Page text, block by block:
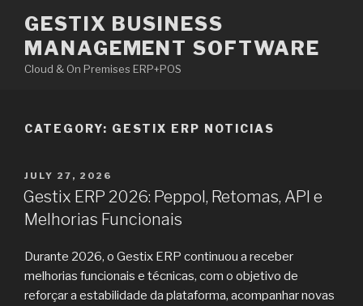
content
GESTIX BUSINESS
MANAGEMENT SOFTWARE
Cloud & On Premises ERP+POS
CATEGORY: GESTIX ERP NOTICIAS
POSTED
ON
JULY 27, 2026
Gestix ERP 2026: Peppol, Retomas, API e
Melhorias Funcionais
Durante 2026, o Gestix ERP continuou a receber
melhorias funcionais e técnicas, com o objetivo de
reforçar a estabilidade da plataforma, acompanhar novas